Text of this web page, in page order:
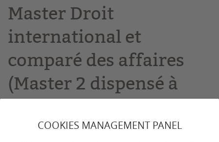
COOKIES MANAGEMENT PANEL
Master Droit
international et
comparé des affaires
(Master 2 dispensé à
Hôchiminville -
Vietnam)